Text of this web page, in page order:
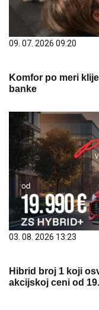
09. 07. 2026 09:20
Komfor po meri
banke
03. 08. 2026 13:23
Hibrid broj 1 koji
akcijskoj ceni od